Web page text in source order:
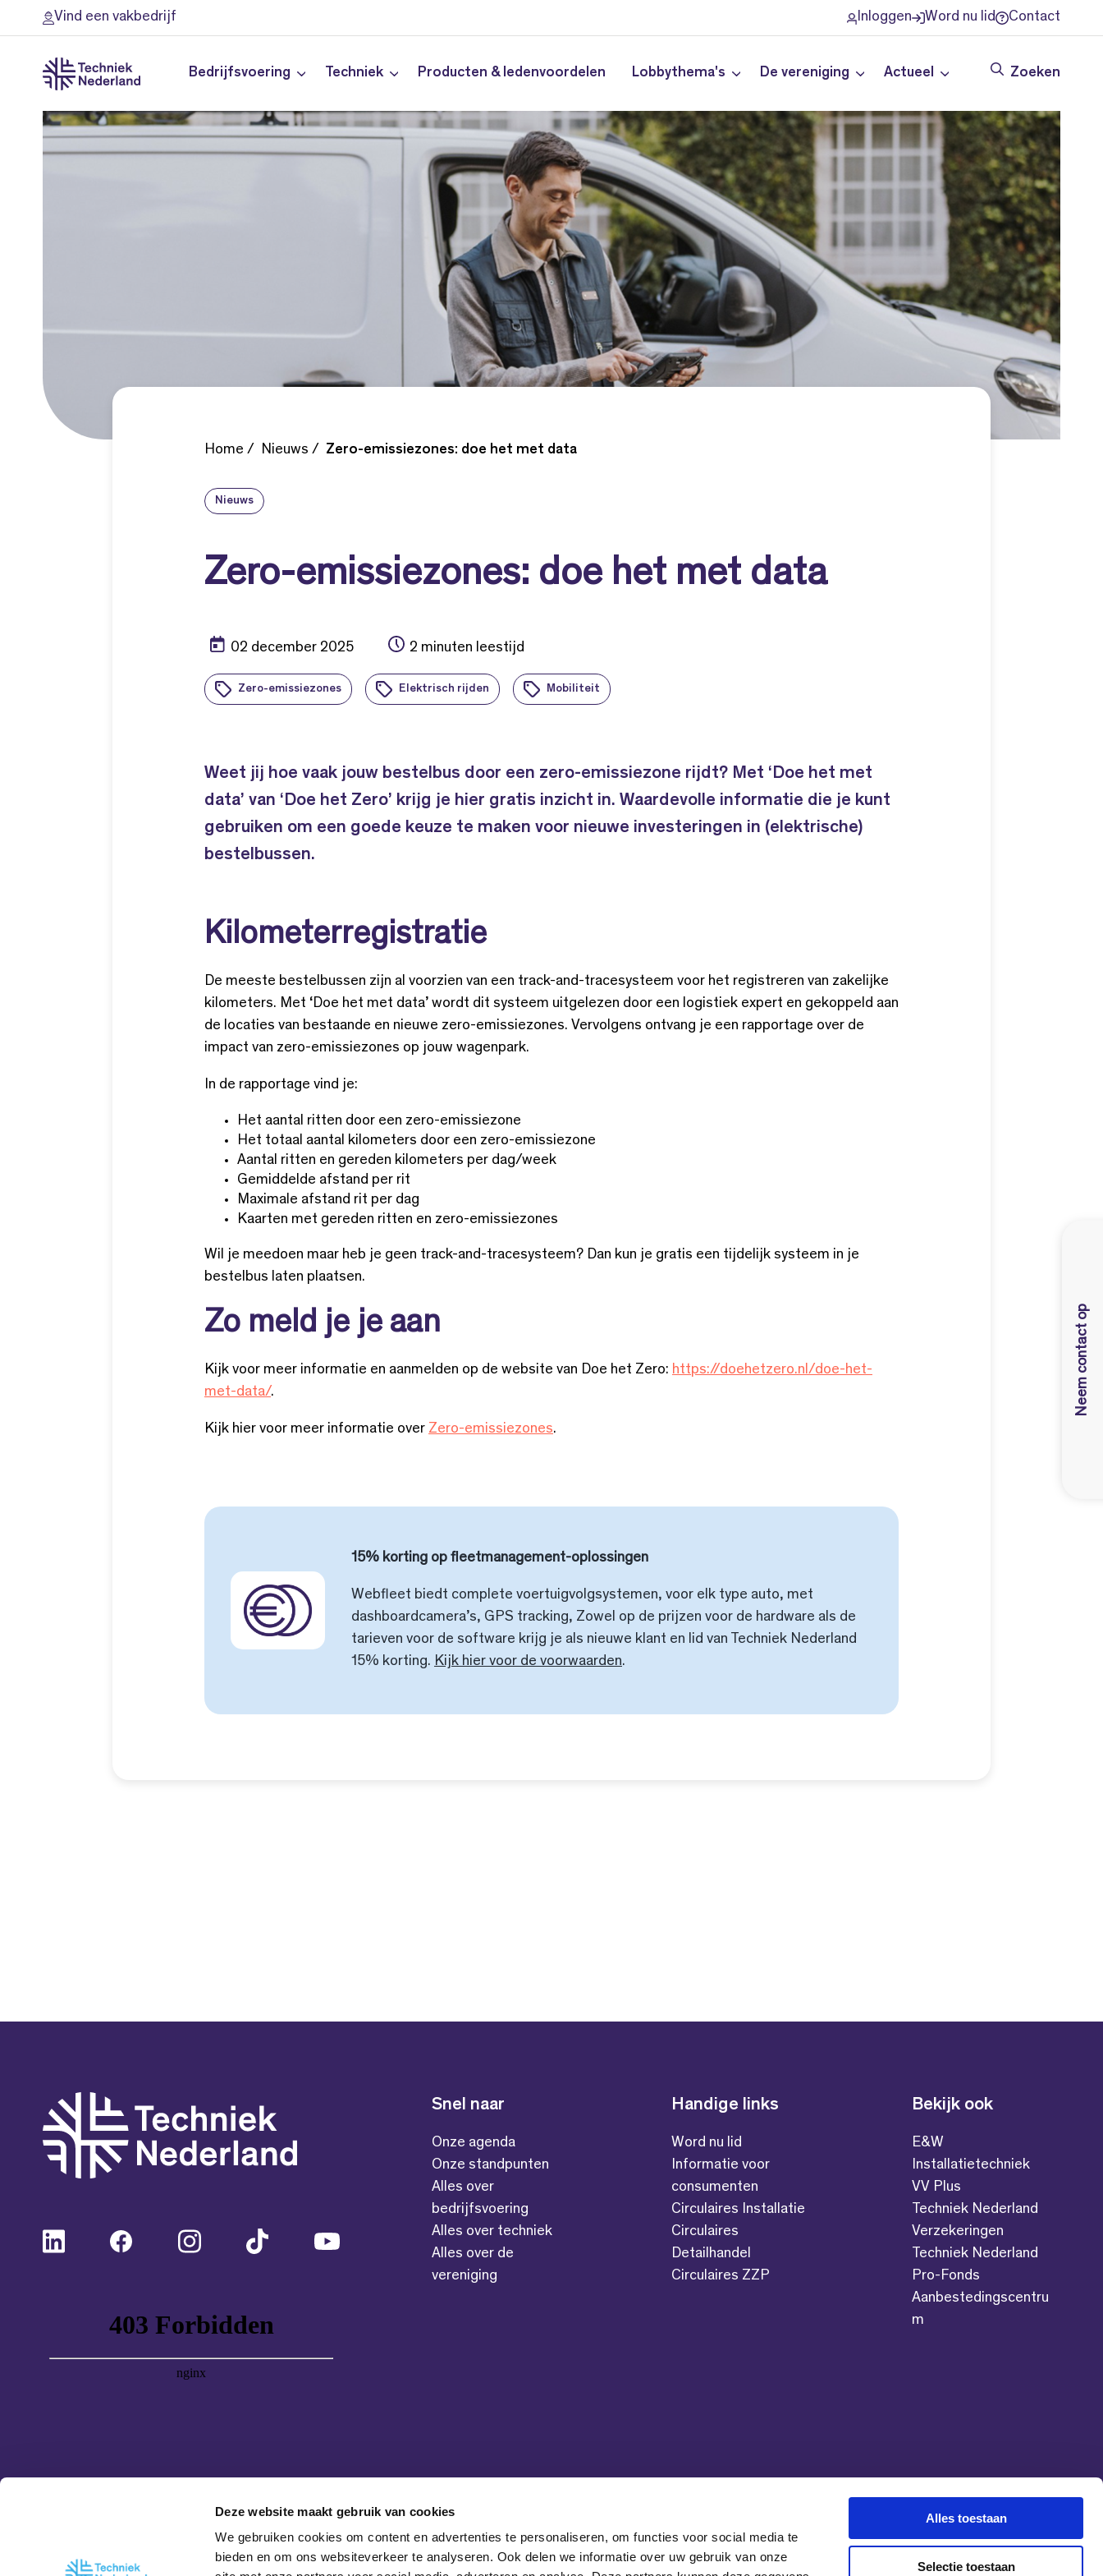
Deze website maakt gebruik van cookies
We gebruiken cookies om content en advertenties te personaliseren, om functies voor social media te
bieden en om ons websiteverkeer te analyseren. Ook delen we informatie over uw gebruik van onze
Alles toestaan
Selectie toestaan
Vind een vakbedrijf Inloggen Word nu lid Contact
Bedrijfsvoering Techniek Producten & ledenvoordelen Lobbythema's De vereniging Actueel Zoeken
Home Nieuws Zero-emissiezones: doe het met data
Nieuws
Zero-emissiezones: doe het met data
02 december 2025 2 minuten leestijd
Zero-emissiezones Elektrisch rijden Mobiliteit
Weet jij hoe vaak jouw bestelbus door een zero-emissiezone rijdt? Met ‘Doe het met
data’ van ‘Doe het Zero’ krijg je hier gratis inzicht in. Waardevolle informatie die je kunt
gebruiken om een goede keuze te maken voor nieuwe investeringen in (elektrische)
bestelbussen.
Kilometerregistratie
De meeste bestelbussen zijn al voorzien van een track-and-tracesysteem voor het registreren van zakelijke
kilometers. Met ‘Doe het met data’ wordt dit systeem uitgelezen door een logistiek expert en gekoppeld aan
de locaties van bestaande en nieuwe zero-emissiezones. Vervolgens ontvang je een rapportage over de
impact van zero-emissiezones op jouw wagenpark.
In de rapportage vind je:
Het aantal ritten door een zero-emissiezone
Het totaal aantal kilometers door een zero-emissiezone
Aantal ritten en gereden kilometers per dag/week
Gemiddelde afstand per rit
Maximale afstand rit per dag
Kaarten met gereden ritten en zero-emissiezones
Wil je meedoen maar heb je geen track-and-tracesysteem? Dan kun je gratis een tijdelijk systeem in je
bestelbus laten plaatsen.
Zo meld je je aan
Kijk voor meer informatie en aanmelden op de website van Doe het Zero: https://doehetzero.nl/doe-het-
met-data/.
Kijk hier voor meer informatie over Zero-emissiezones.
15% korting op fleetmanagement-oplossingen
Webfleet biedt complete voertuigvolgsystemen, voor elk type auto, met
dashboardcamera’s, GPS tracking, Zowel op de prijzen voor de hardware als de
tarieven voor de software krijg je als nieuwe klant en lid van Techniek Nederland
15% korting. Kijk hier voor de voorwaarden.
Neem contact op
Snel naar
Onze agenda
Onze standpunten
Alles over
bedrijfsvoering
Alles over techniek
Alles over de
vereniging
Handige links
Word nu lid
Informatie voor
consumenten
Circulaires Installatie
Circulaires
Detailhandel
Circulaires ZZP
Bekijk ook
E&W
Installatietechniek
VV Plus
Techniek Nederland
Verzekeringen
Techniek Nederland
Pro-Fonds
Aanbestedingscentru
m